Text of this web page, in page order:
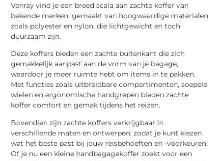
Venray vind je een breed scala aan zachte koffer van
bekende merken, gemaakt van hoogwaardige materialen
zoals polyester en nylon, die lichtgewicht en toch
duurzaam zijn.
Deze koffers bieden een zachte buitenkant die zich
gemakkelijk aanpast aan de vorm van je bagage,
waardoor je meer ruimte hebt om items in te pakken.
Met functies zoals uitbreidbare compartimenten, soepele
wielen en ergonomische handgrepen bieden zachte
koffer comfort en gemak tijdens het reizen.
Bovendien zijn zachte koffers verkrijgbaar in
verschillende maten en ontwerpen, zodat je kunt kiezen
wat het beste past bij jouw reisbehoeften en -voorkeuren.
Of je nu een kleine handbagagekoffer zoekt voor een